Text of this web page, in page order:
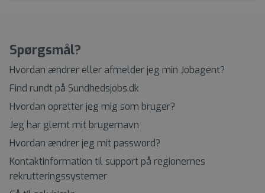
Spørgsmål?
Hvordan ændrer eller afmelder jeg min Jobagent?
Find rundt på Sundhedsjobs.dk
Hvordan opretter jeg mig som bruger?
Jeg har glemt mit brugernavn
Hvordan ændrer jeg mit password?
Kontaktinformation til support på regionernes
rekrutteringssystemer